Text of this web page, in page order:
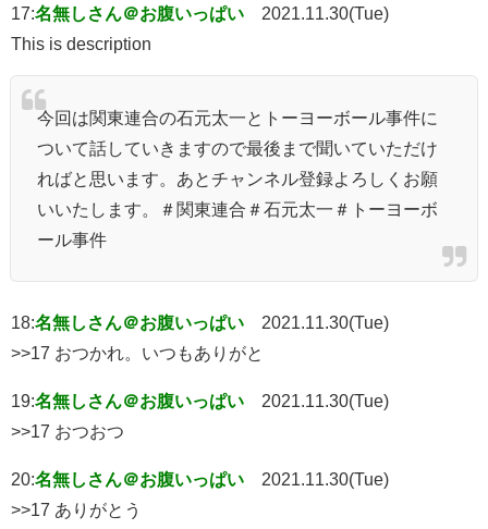
17:名無しさん＠お腹いっぱい
2021.11.30(Tue)
This is description
今回は関東連合の石元太一とトーヨーボール事件に
ついて話していきますので最後まで聞いていただけ
ればと思います。あとチャンネル登録よろしくお願
いいたします。＃関東連合＃石元太一＃トーヨーボ
ール事件
18:名無しさん＠お腹いっぱい
2021.11.30(Tue)
>>17 おつかれ。いつもありがと
19:名無しさん＠お腹いっぱい
2021.11.30(Tue)
>>17 おつおつ
20:名無しさん＠お腹いっぱい
2021.11.30(Tue)
>>17 ありがとう